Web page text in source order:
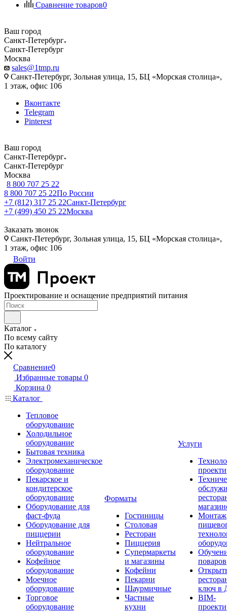
Сравнение товаров0
Ваш город
Санкт-Петербург
Санкт-Петербург
Москва
sales@1tmp.ru
Санкт-Петербург, Зольная улица, 15, БЦ «Морская столица»,
1 этаж, офис 106
Вконтакте
Telegram
Pinterest
Ваш город
Санкт-Петербург
Санкт-Петербург
Москва
8 800 707 25 22
8 800 707 25 22По России
+7 (812) 317 25 22Санкт-Петербург
+7 (499) 450 25 22Москва
Заказать звонок
Санкт-Петербург, Зольная улица, 15, БЦ «Морская столица»,
1 этаж, офис 106
Войти
Проектирование и оснащение предприятий питания
Каталог
По всему сайту
По каталогу
Сравнение0
Избранные товары 0
Корзина 0
Каталог
Тепловое
оборудование
Холодильное
оборудование
Бытовая техника
Электромеханическое
оборудование
Пекарское и
кондитерское
оборудование
Оборудование для
фаст-фуда
Оборудование для
пиццерии
Нейтральное
оборудование
Кофейное
оборудование
Моечное
оборудование
Торговое
оборудование
Форматы
Гостиницы
Столовая
Ресторан
Пиццерия
Супермаркеты
и магазины
Кофейни
Пекарни
Шаурмичные
Частные
кухни
Услуги
Монтаж
поваров
ключ в
BIM-